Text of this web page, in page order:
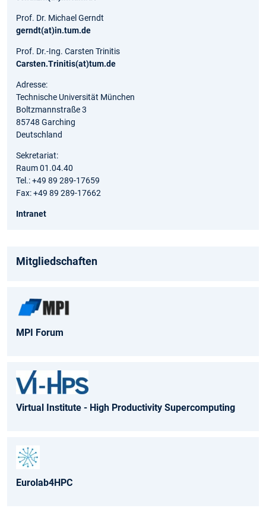
Prof. Dr. Michael Gerndt
gerndt(at)in.tum.de
Prof. Dr.-Ing. Carsten Trinitis
Carsten.Trinitis(at)tum.de
Adresse:
Technische Universität München
Boltzmannstraße 3
85748 Garching
Deutschland
Sekretariat:
Raum 01.04.40
Tel.: +49 89 289-17659
Fax: +49 89 289-17662
Intranet
Mitgliedschaften
MPI Forum
Virtual Institute - High Productivity Supercomputing
Eurolab4HPC